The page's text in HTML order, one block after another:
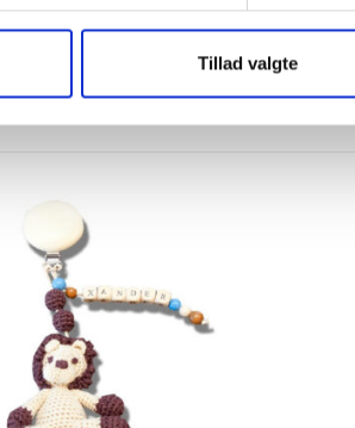
Tillad valgte
hjemmelevering for 59,50 DKK eller til